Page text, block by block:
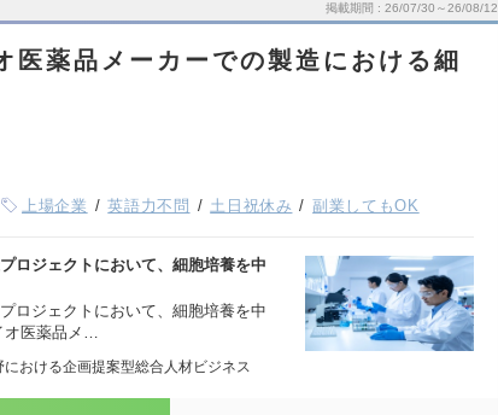
掲載期間 26/07/30～26/08/12
医薬品メーカーでの製造における細
上場企業 英語力不問 土日祝休み 副業してもOK
ロジェクトにおいて、細胞培養を中
ロジェクトにおいて、細胞培養を中
医薬品メ…
おける企画提案型総合人材ビジネス